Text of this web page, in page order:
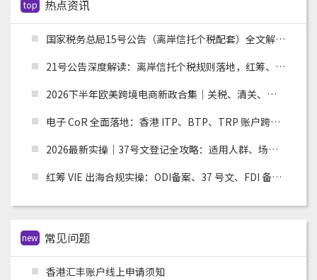
top 热点资讯
国家税务总局15号公告（离岸信托个税配套）全文解读：申报主体、时间节点、追溯资料与跨境架构整改
21号公告深度解读：离岸信托个税规则落地，红筹、高净值架构迎来重大合规变革
2026下半年欧美跨境电商新政合集｜关税、清关、环保合规全面收紧，卖家如何应对？
电子 CoR 全面落地：香港 ITP、BTP、TRP 账户跨境税务合规实操指南
2026最新实操｜37号文登记全攻略：适用人群、场景、流程及材料清单
红筹 VIE 出海合规实操：ODI备案、37 号文、FDI 备案适用场景全解析
new 常见问题
香港汇丰账户线上申请须知